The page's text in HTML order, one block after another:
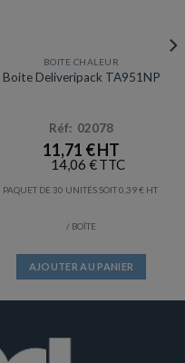
Prix en baisse
BOITE CHALEUR
Boite Deliveripack TA951NP
Réf: 02078
11,71 €
14,06 €
PAQUET DE 30 UNITÉS SOIT0,39€
/ BOÎTE
AJOUTER AU PANIER